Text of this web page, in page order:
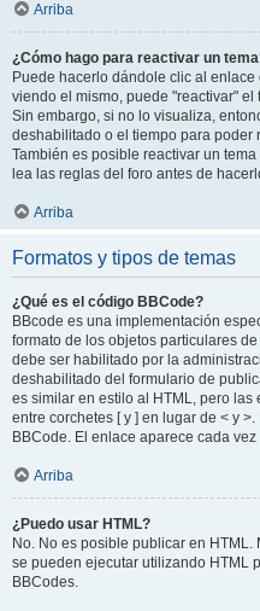
Arriba
¿Cómo hago para reactivar un
Puede hacerlo dándole clic al
viendo el mismo, puede "reactivar"
Sin embargo, si no lo visualiza,
deshabilitado o el tiempo para
También es posible reactivar un
lea las reglas del foro antes de
Arriba
Formatos y tipos de temas
¿Qué es el código BBCode?
BBcode es una implementación
formato de los objetos particulares
debe ser habilitado por la
deshabilitado del formulario de
es similar en estilo al HTML, pero
entre corchetes [ y ] en lugar de < y
BBCode. El enlace aparece cada
Arriba
¿Puedo usar HTML?
No. No es posible publicar en
se pueden ejecutar utilizando HTML
BBCodes.